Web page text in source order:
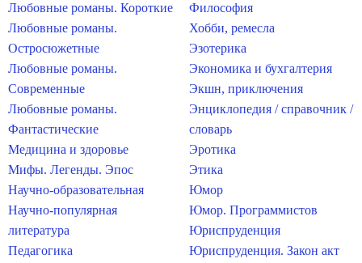
Любовные романы. Короткие
Любовные романы.
Остросюжетные
Любовные романы.
Современные
Любовные романы.
Фантастические
Медицина и здоровье
Мифы. Легенды. Эпос
Научно-образовательная
Научно-популярная
литература
Педагогика
Философия
Хобби, ремесла
Эзотерика
Экономика и бухгалтерия
Экшн, приключения
Энциклопедия / справочник /
словарь
Эротика
Этика
Юмор
Юмор. Программистов
Юриспруденция
Юриспруденция. Закон акт